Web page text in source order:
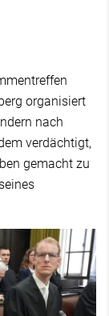
organisiert
nach
verdächtigt,
gemacht zu